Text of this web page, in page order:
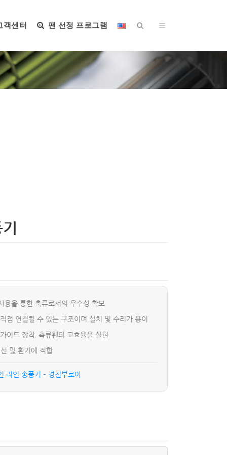
객센터 팬 선정 프로그램
용을 통한 축류로서의 우수성 확보
접 연결될 수 있는 구조이며 설치 및 수리가 용이
이드 장착, 축류휀의 고효율을 실현
및 환기에 적합
라인 송풍기 – 경진부로아